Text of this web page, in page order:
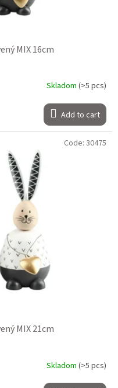
MIX 16cm
Skladom (>5 pcs)
Add to cart
MIX 21cm
Skladom (>5 pcs)
Code: 30475